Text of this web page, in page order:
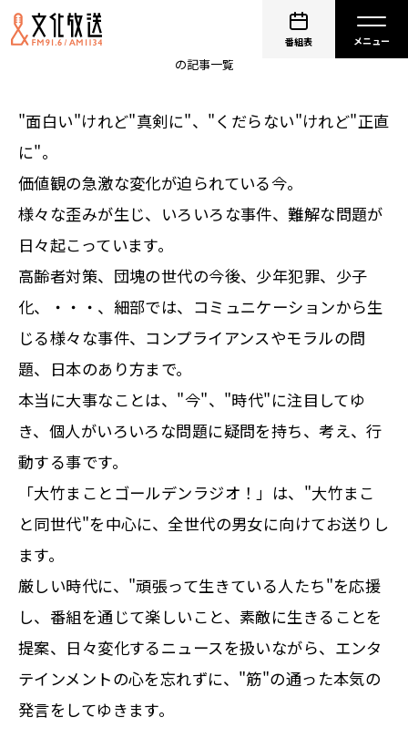
番組表
大竹まこと ゴールデンラジオ！
の記事一覧
"面白い"けれど"真剣に"、"くだらない"けれど"正直
に"。
価値観の急激な変化が迫られている今。
様々な歪みが生じ、いろいろな事件、難解な問題が
日々起こっています。
高齢者対策、団塊の世代の今後、少年犯罪、少子
化、・・・、細部では、コミュニケーションから生
じる様々な事件、コンプライアンスやモラルの問
題、日本のあり方まで。
本当に大事なことは、"今"、"時代"に注目してゆ
き、個人がいろいろな問題に疑問を持ち、考え、行
動する事です。
「大竹まことゴールデンラジオ！」は、"大竹まこ
と同世代"を中心に、全世代の男女に向けてお送りし
ます。
厳しい時代に、"頑張って生きている人たち"を応援
し、番組を通じて楽しいこと、素敵に生きることを
提案、日々変化するニュースを扱いながら、エンタ
テインメントの心を忘れずに、"筋"の通った本気の
発言をしてゆきます。